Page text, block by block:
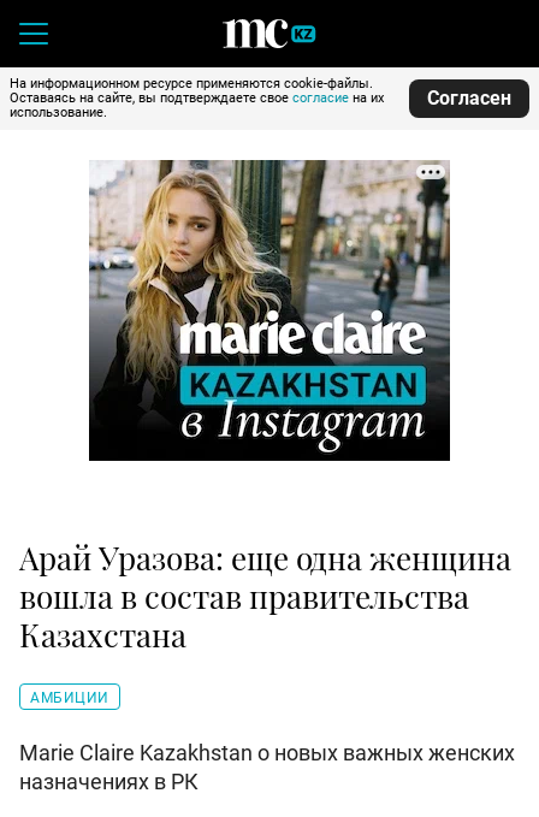
На информационном ресурсе применяются cookie-файлы.
Оставаясь на сайте, вы подтверждаете свое согласие на их
использование.
Согласен
Арай Уразова: еще одна женщина
вошла в состав правительства
Казахстана
АМБИЦИИ
Marie Claire Kazakhstan о новых важных женских
назначениях в РК